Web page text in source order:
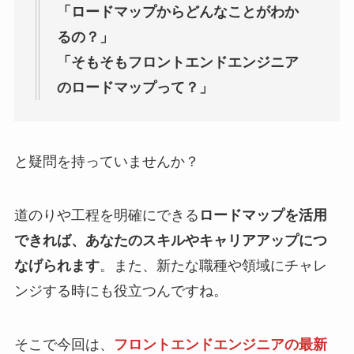
「ロードマップからどんなことがわか
るの？」
「そもそもフロントエンドエンジニア
のロードマップって？」
と疑問を持っていませんか？
道のりや工程を明確にできる ロードマップを活用
できれば、あなたのスキルやキャリアアップにつ
なげられます。また、新たな職種や領域にチャレ
ンジする時にも役立つんですね。
そこで今回は、
フロントエンドエンジニアの最新